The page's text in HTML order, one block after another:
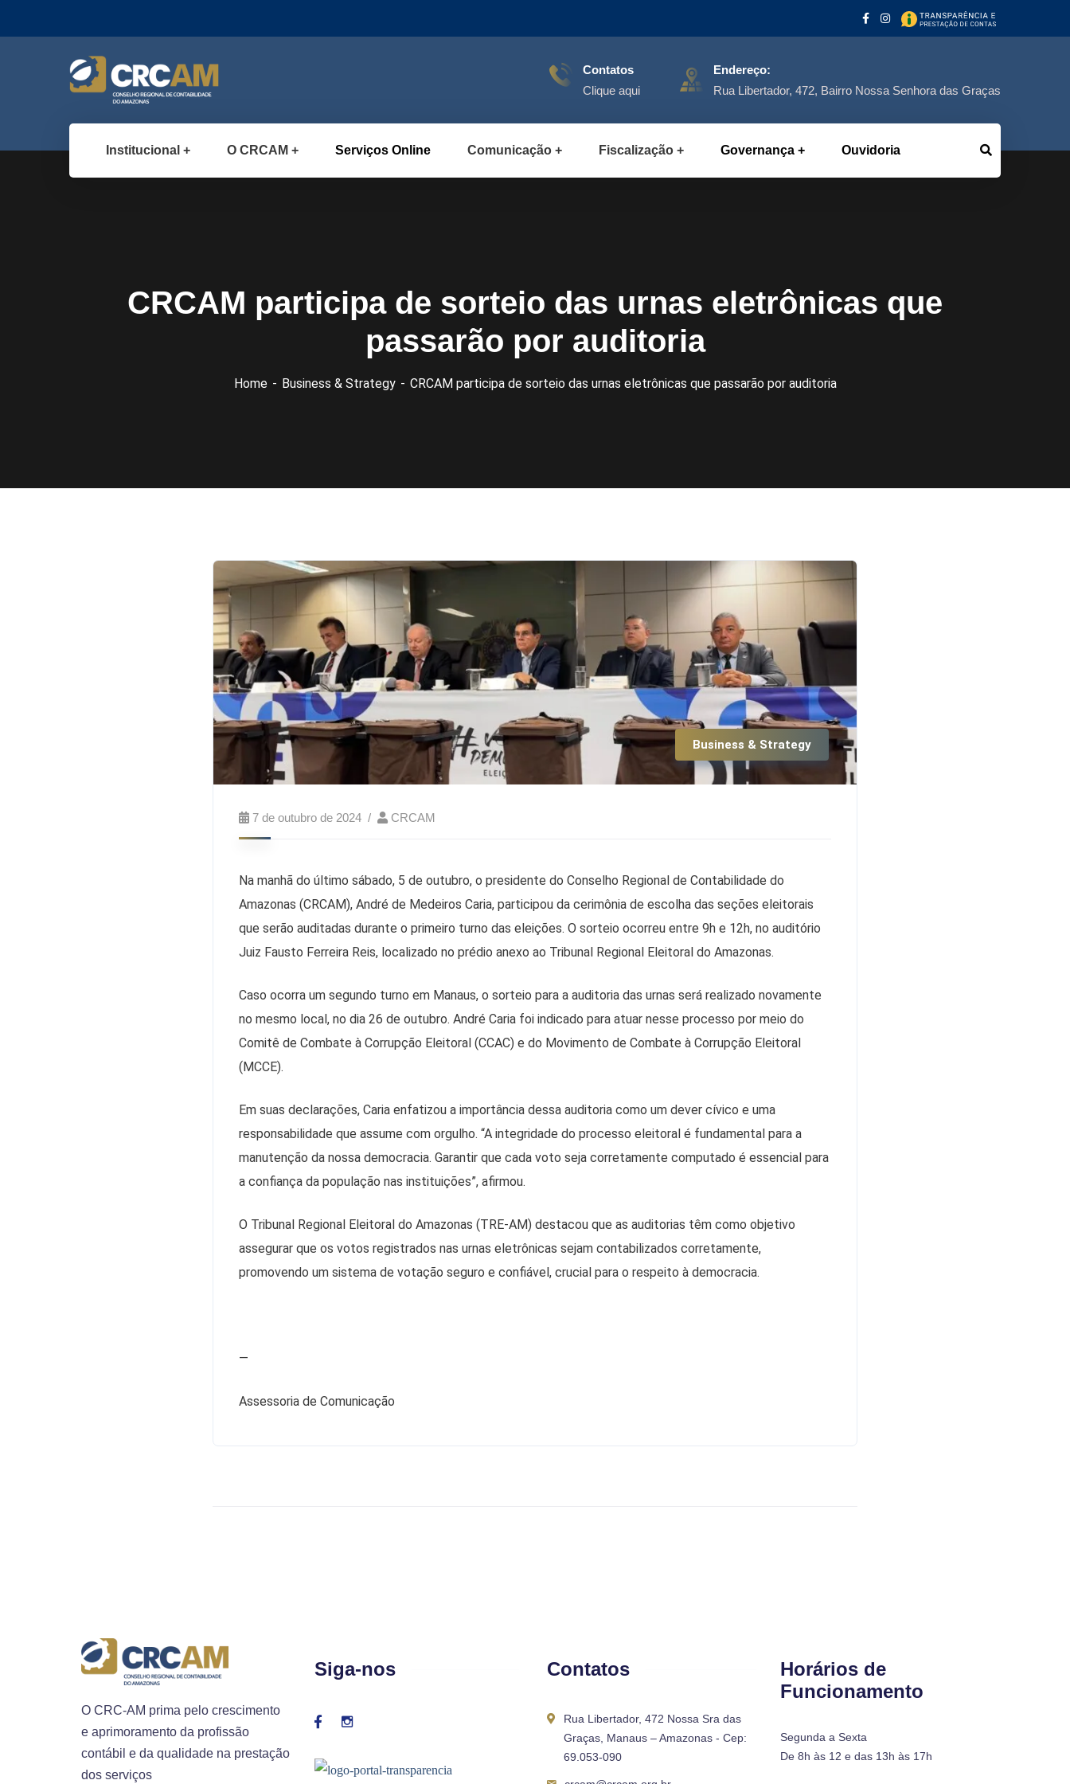
Contatos
Clique aqui
Endereço:
Rua Libertador, 472, Bairro Nossa Senhora das Graças
Institucional O CRCAM Serviços Online Comunicação Fiscalização Governança Ouvidoria
CRCAM participa de sorteio das urnas eletrônicas que
passarão por auditoria
Home Business & Strategy CRCAM participa de sorteio das urnas eletrônicas que passarão por auditoria
Business & Strategy
7 de outubro de 2024 CRCAM
Na manhã do último sábado, 5 de outubro, o presidente do Conselho Regional de Contabilidade do
Amazonas (CRCAM), André de Medeiros Caria, participou da cerimônia de escolha das seções eleitorais
que serão auditadas durante o primeiro turno das eleições. O sorteio ocorreu entre 9h e 12h, no auditório
Juiz Fausto Ferreira Reis, localizado no prédio anexo ao Tribunal Regional Eleitoral do Amazonas.
Caso ocorra um segundo turno em Manaus, o sorteio para a auditoria das urnas será realizado novamente
no mesmo local, no dia 26 de outubro. André Caria foi indicado para atuar nesse processo por meio do
Comitê de Combate à Corrupção Eleitoral (CCAC) e do Movimento de Combate à Corrupção Eleitoral
(MCCE).
Em suas declarações, Caria enfatizou a importância dessa auditoria como um dever cívico e uma
responsabilidade que assume com orgulho. “A integridade do processo eleitoral é fundamental para a
manutenção da nossa democracia. Garantir que cada voto seja corretamente computado é essencial para
a confiança da população nas instituições”, afirmou.
O Tribunal Regional Eleitoral do Amazonas (TRE-AM) destacou que as auditorias têm como objetivo
assegurar que os votos registrados nas urnas eletrônicas sejam contabilizados corretamente,
promovendo um sistema de votação seguro e confiável, crucial para o respeito à democracia.
—
Assessoria de Comunicação
O CRC-AM prima pelo crescimento
e aprimoramento da profissão
contábil e da qualidade na prestação
dos serviços
Siga-nos Contatos
Rua Libertador, 472 Nossa Sra das
Graças, Manaus – Amazonas - Cep:
69.053-090
Horários de
Funcionamento
Segunda a Sexta
De 8h às 12 e das 13h às 17h